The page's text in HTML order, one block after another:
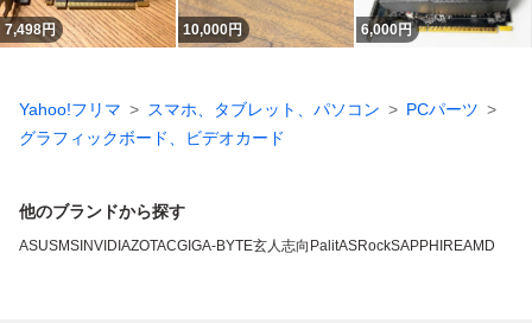
7,498円 10,000円 6,000 円
Yahoo!フリマ スマホ、タブレット、パソコン
PCパーツ
グラフィックボード、ビデオカード
他のブランドから探す
ASUSMSI NVIDIAZOTACGIGA-BYTE玄人志向 PalitASRockSAPPHIREAMD